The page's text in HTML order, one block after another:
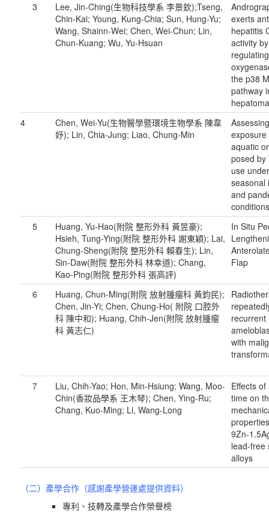
3
Lee, Jin-Ching(生物科技學系 李景欽);Tseng,
Chin-Kai; Young, Kung-Chia; Sun, Hung-Yu;
Wang, Shainn-Wei; Chen, Wei-Chun; Lin,
Chun-Kuang; Wu, Yu-Hsuan
exerts
hepatitis
activity
the p38
pathway
4
Chen, Wei-Yu(生物醫學暨環境生物學系 陳韋
妤); Lin, Chia-Jung; Liao, Chung-Min
aquatic
posed by
use
seasonal
and
5
Huang, Yu-Hao(附院 整形外科 黃昱豪);
Hsieh, Tung-Ying(附院 整形外科 謝東穎); Lai,
Chung-Sheng(附院 整形外科 賴春生); Lin,
Sin-Daw(附院 整形外科 林幸道); Chang,
Kao-Ping(附院 整形外科 張高評)
In Situ
Flap
6
Huang, Chun-Ming(附院 放射腫瘤科 黃鈞民);
Chen, Jin-Yi; Chen, Chung-Ho( 附院 口腔外
科 陳中和); Huang, Chih-Jen(附院 放射腫瘤
科 黃志仁)
recurrent
with
7
Liu, Chih-Yao; Hon, Min-Hsiung; Wang, Moo-
Chin(香妝品學系 王木琴); Chen, Ying-Ru;
Chang, Kuo-Ming; Li, Wang-Long
Effects
time on
9Zn-
lead-free
alloys
（二）產學合作（感謝產學營運處提供資料）
專利、技轉及產學合作榮譽榜